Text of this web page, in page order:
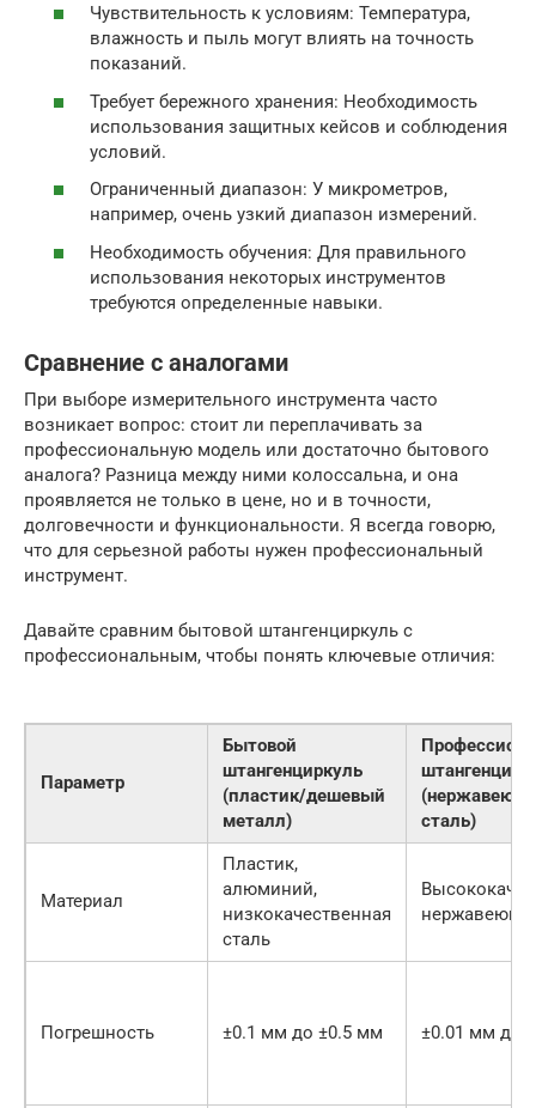
Чувствительность к условиям: Температура,
влажность и пыль могут влиять на точность
показаний.
Требует бережного хранения: Необходимость
использования защитных кейсов и соблюдения
условий.
Ограниченный диапазон: У микрометров,
например, очень узкий диапазон измерений.
Необходимость обучения: Для правильного
использования некоторых инструментов
требуются определенные навыки.
Сравнение с аналогами
При выборе измерительного инструмента часто
возникает вопрос: стоит ли переплачивать за
профессиональную модель или достаточно бытового
аналога? Разница между ними колоссальна, и она
проявляется не только в цене, но и в точности,
долговечности и функциональности. Я всегда говорю,
что для серьезной работы нужен профессиональный
инструмент.
Давайте сравним бытовой штангенциркуль с
профессиональным, чтобы понять ключевые отличия:
Параметр
Бытовой
штангенциркуль
(пластик/дешевый
металл)
сталь)
Материал
Пластик,
алюминий,
низкокачественная
сталь
Погрешность ±0.1 мм до ±0.5 мм ±0.01 мм до